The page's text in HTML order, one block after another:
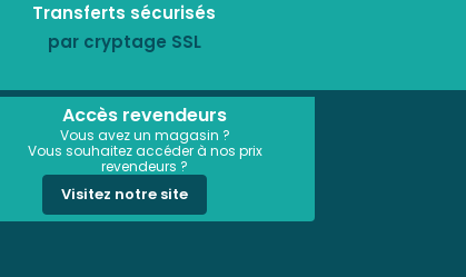
Transferts sécurisés
par cryptage SSL
Accès revendeurs
Vous avez un magasin ?
Vous souhaitez accéder à nos prix
revendeurs ?
Visitez notre site